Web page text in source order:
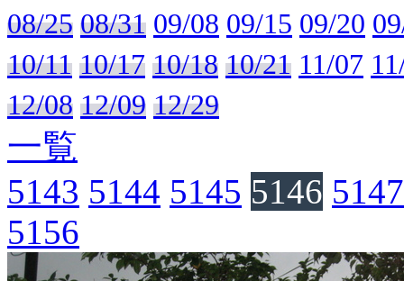
08/25 08/31 09/08 09/15 09/20
10/11 10/17 10/18 10/21 11/07
12/08 12/09 12/29
一覧
5143 5144 5145 5146 5147
5156